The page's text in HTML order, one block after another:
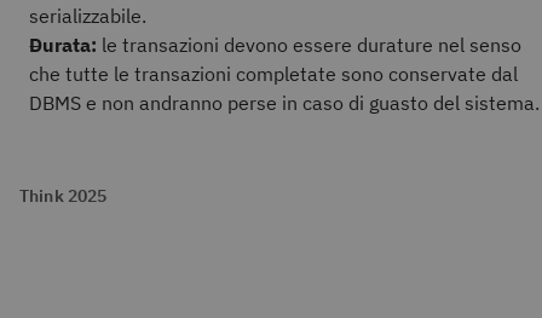
serializzabile.
Durata: le transazioni devono essere durature nel senso
che tutte le transazioni completate sono conservate dal
DBMS e non andranno perse in caso di guasto del sistema.
Think 2025